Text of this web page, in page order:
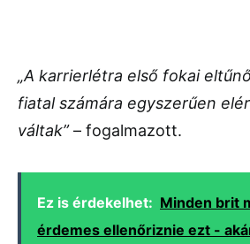
„A karrierlétra első fokai
fiatal számára egyszerűen
váltak”– fogalmazott.
Ez is érdekelhet: Minden brit
érdemes ellenőriznie ezt -